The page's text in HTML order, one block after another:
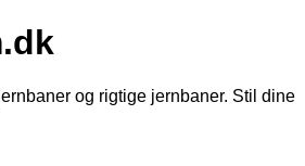
og rigtige jernbaner. Stil dine